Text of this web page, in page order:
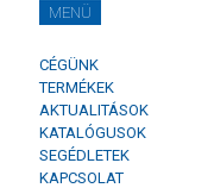
MENÜ
CÉGÜNK
TERMÉKEK
AKTUALITÁSOK
KATALÓGUSOK
SEGÉDLETEK
KAPCSOLAT